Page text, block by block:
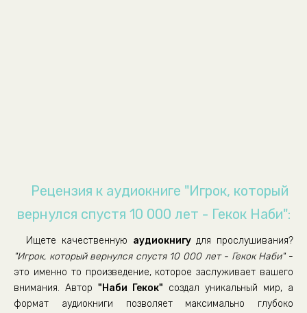
19.Глава 17
20.Глава 18
21.Глава 19
22.Глава 20
Рецензия к аудиокниге "Игрок, который
вернулся спустя 10 000 лет - Гекок Наби":
Ищете качественную аудиокнигудля прослушивания?
"Игрок, который вернулся спустя 10 000 лет - Гекок Наби"-
это именно то произведение, которое заслуживает вашего
внимания. Автор "Наби Гекок" создал уникальный мир, а
формат аудиокниги позволяет максимально глубоко